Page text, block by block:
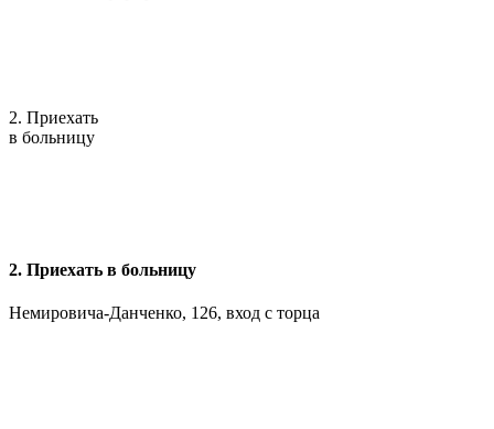
2. Приехать
в больницу
2. Приехать в больницу
Немировича-Данченко, 126, вход с торца